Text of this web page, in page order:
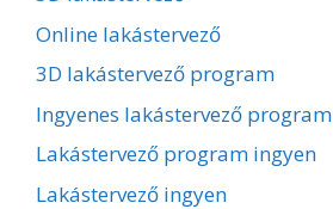
Online lakástervező
3D lakástervező program
Ingyenes lakástervező program
Lakástervező program ingyen
Lakástervező ingyen